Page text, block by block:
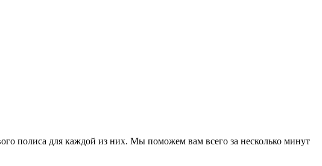
полиса для каждой из них. Мы поможем вам всего за несколько минут